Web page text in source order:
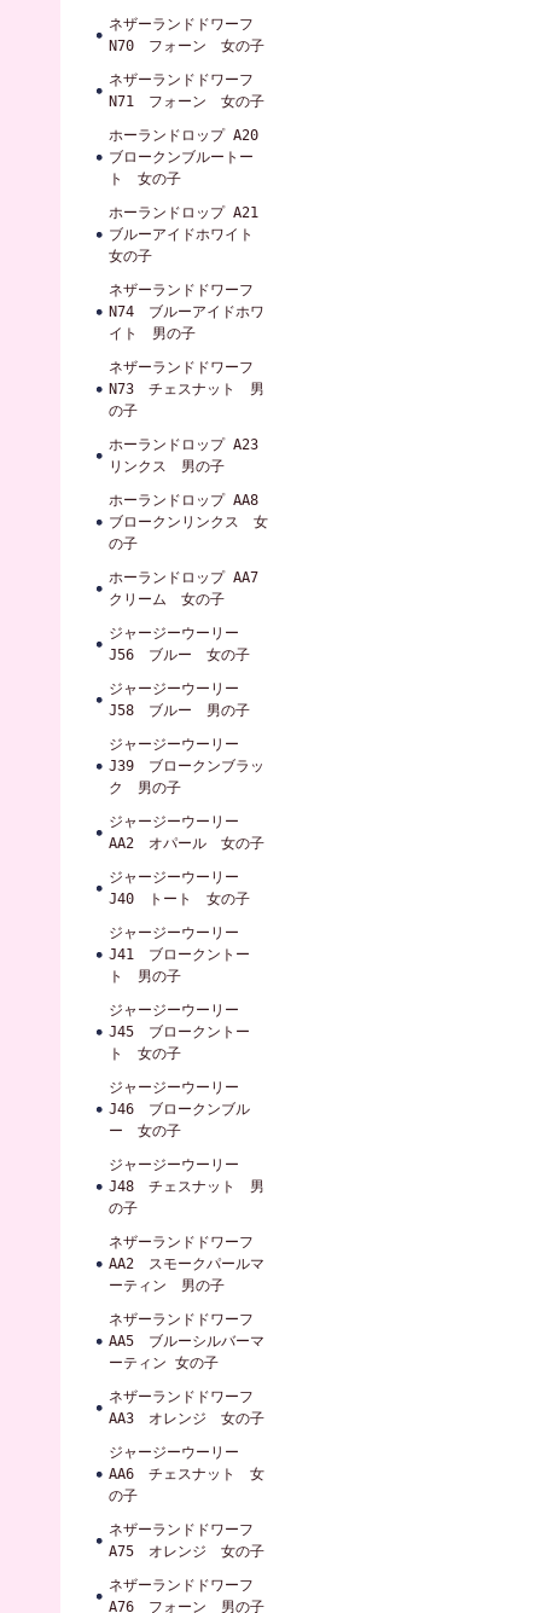
ネザーランドドワーフ
N70 フォーン 女の子
ネザーランドドワーフ
N71 フォーン 女の子
ホーランドロップ A20
ブロークンブルートー
ト 女の子
ホーランドロップ A21
ブルーアイドホワイト
女の子
ネザーランドドワーフ
N74 ブルーアイドホワ
イト 男の子
ネザーランドドワーフ
N73 チェスナット 男
の子
ホーランドロップ A23
リンクス 男の子
ホーランドロップ AA8
ブロークンリンクス 女
の子
ホーランドロップ AA7
クリーム 女の子
ジャージーウーリー
J56 ブルー 女の子
ジャージーウーリー
J58 ブルー 男の子
ジャージーウーリー
J39 ブロークンブラッ
ク 男の子
ジャージーウーリー
AA2 オパール 女の子
ジャージーウーリー
J40 トート 女の子
ジャージーウーリー
J41 ブロークントー
ト 男の子
ジャージーウーリー
J45 ブロークントー
ト 女の子
ジャージーウーリー
J46 ブロークンブル
ー 女の子
ジャージーウーリー
J48 チェスナット 男
の子
ネザーランドドワーフ
AA2 スモークパールマ
ーティン 男の子
ネザーランドドワーフ
AA5 ブルーシルバーマ
ーティン 女の子
ネザーランドドワーフ
AA3 オレンジ 女の子
ジャージーウーリー
AA6 チェスナット 女
の子
ネザーランドドワーフ
A75 オレンジ 女の子
ネザーランドドワーフ
A76 フォーン 男の子